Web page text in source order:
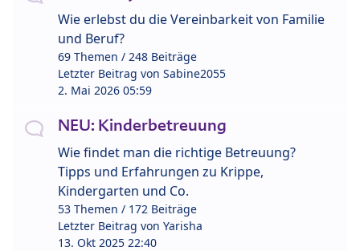
Wie erlebst du die Vereinbarkeit von Familie
und Beruf?
69 Themen / 248 Beiträge
Letzter Beitrag von Sabine2055
2. Mai 2026 05:59
NEU: Kinderbetreuung
Wie findet man die richtige Betreuung?
Tipps und Erfahrungen zu Krippe,
Kindergarten und Co.
53 Themen / 172 Beiträge
Letzter Beitrag von Yarisha
13. Okt 2025 22:40